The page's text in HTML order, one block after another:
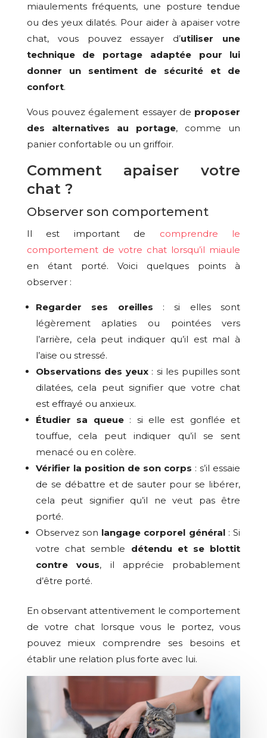
miaulements fréquents, une posture tendue
ou des yeux dilatés. Pour aider à apaiser votre
chat, vous pouvez essayer d’utiliser une
technique de portage adaptée pour lui
donner un sentiment de sécurité et de
confort.
Vous pouvez également essayer de proposer
des alternatives au portage, comme un
panier confortable ou un griffoir.
Comment apaiser votre
chat ?
Observer son comportement
Il est important de comprendre le
comportement de votre chat lorsqu’il miaule
en étant porté. Voici quelques points à
observer :
Regarder ses oreilles : si elles sont
légèrement aplaties ou pointées vers
l’arrière, cela peut indiquer qu’il est mal à
l’aise ou stressé.
Observations des yeux : si les pupilles sont
dilatées, cela peut signifier que votre chat
est effrayé ou anxieux.
Étudier sa queue : si elle est gonflée et
touffue, cela peut indiquer qu’il se sent
menacé ou en colère.
Vérifier la position de son corps : s’il essaie
de se débattre et de sauter pour se libérer,
cela peut signifier qu’il ne veut pas être
porté.
Observez son langage corporel général: Si
votre chat semble détendu et se blottit
contre vous, il apprécie probablement
d’être porté.
En observant attentivement le comportement
de votre chat lorsque vous le portez, vous
pouvez mieux comprendre ses besoins et
établir une relation plus forte avec lui.